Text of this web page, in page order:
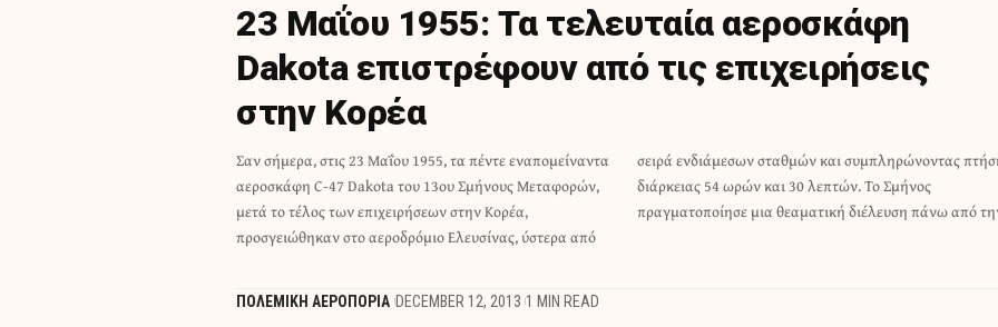
23 Μαΐου 1955: Τα τελευταία αεροσκάφη
Dakota επιστρέφουν από τις επιχειρήσεις
στην Κορέα
Σαν σήμερα, στις 23 Μαΐου 1955, τα πέντε εναπομείναντα
αεροσκάφη C-47 Dakota του 13ου Σμήνους Μεταφορών,
μετά το τέλος των επιχειρήσεων στην Κορέα,
προσγειώθηκαν στο αεροδρόμιο Ελευσίνας, ύστερα από
σειρά ενδιάμεσων σταθμών και συμπληρώνοντας πτήση
διάρκειας 54 ωρών και 30 λεπτών. Το Σμήνος
πραγματοποίησε μια θεαματική διέλευση πάνω από
ΠΟΛΕΜΙΚΗ ΑΕΡΟΠΟΡΙΑ DECEMBER 12, 2013 1 MIN READ